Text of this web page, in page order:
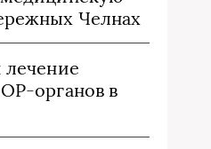
Челнах
лечение
органов в